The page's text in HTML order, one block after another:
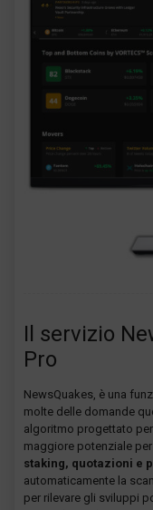
Il servizio
Pro
NewsQuakes, è una
molte delle domande
algoritmo progettato
maggiore potenziale
staking, quotazioni e
automaticamente la
per rilevare gli sviluppi